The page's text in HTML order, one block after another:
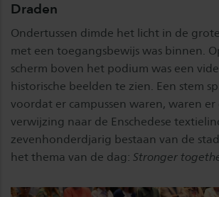
Draden
Ondertussen dimde het licht in de
met een toegangsbewijs was binnen.
scherm boven het podium was een
historische beelden te zien. Een stem
voordat er campussen waren, waren
verwijzing naar de Enschedese
zevenhonderdjarig bestaan van de
het thema van de dag: Stronger